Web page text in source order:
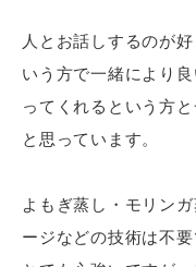
人とお話しするのが
いう方で一緒により
ってくれるという方
と思っています。
よもぎ蒸し・モリン
ージなどの技術は不